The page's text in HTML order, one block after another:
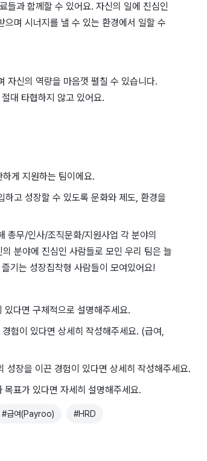
들과 함께할 수 있어요. 자신의 일에 진심인
며 시너지를 낼 수 있는 환경에서 일할 수
자신의 역량을 마음껏 펼칠 수 있습니다.
대 타협하지 않고 있어요.
게 지원하는 팀이에요.
고 성장할 수 있도록 문화와 제도, 환경을
총무/인사/조직문화/지원사업 각 분야의
분야에 진심인 사람들로 모인 우리 팀은 늘
기는 성장집착형 사람들이 모여있어요!
다면 구체적으로 설명해주세요.
험이 있다면 상세히 작성해주세요. (급여,
성장을 이끈 경험이 있다면 상세히 작성해주세요.
표가 있다면 자세히 설명해주세요.
#급여(Payroo) #HRD